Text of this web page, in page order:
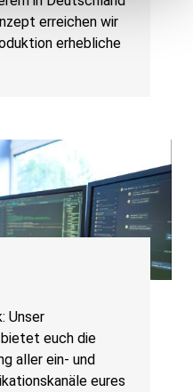
erreichen wir
erhebliche
Unser
euch die
aller ein- und
eures